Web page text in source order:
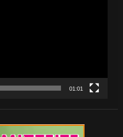
01:01